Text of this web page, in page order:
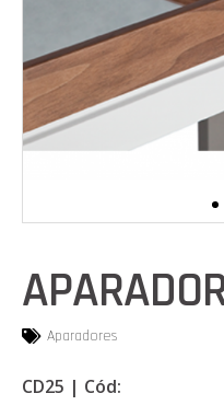
Aparadores
CD25 | Cód: